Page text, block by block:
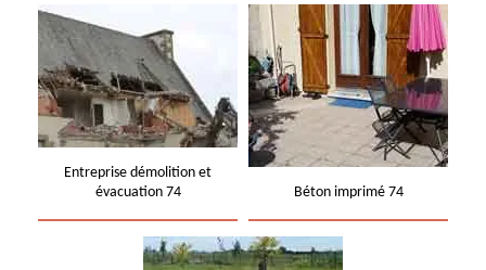
Entreprise démolition et
évacuation 74
Béton imprimé 74